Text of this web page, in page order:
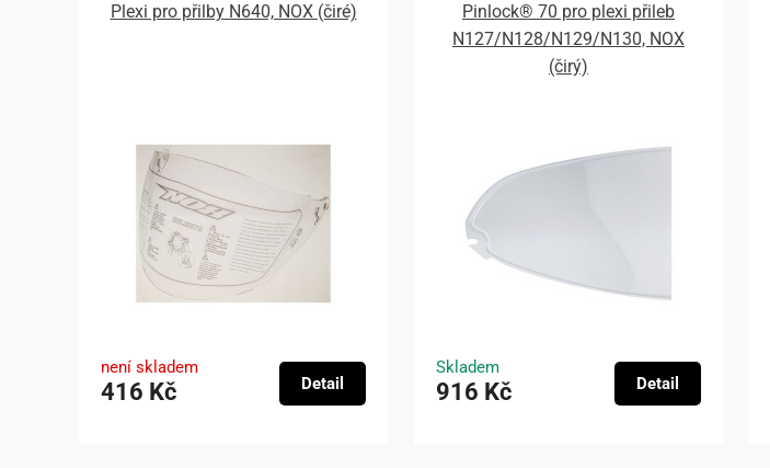
Plexi pro přilby N640, NOX (čiré)
není skladem
416 Kč Detail
Pinlock® 70 pro plexi přileb
N127/N128/N129/N130, NOX
(čirý)
Skladem
916 Kč Detail